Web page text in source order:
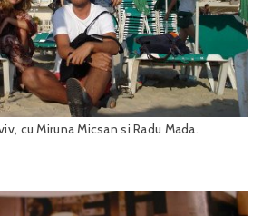
cu Miruna Micsan si Radu Mada.